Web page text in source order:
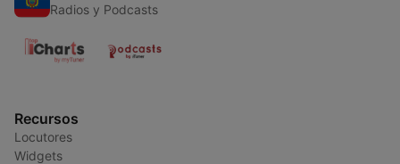
Radios y Podcasts
Recursos
Locutores
Widgets